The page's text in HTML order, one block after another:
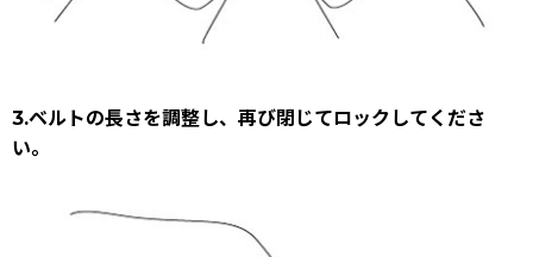
3.ベルトの長さを調整し、再び閉じてロックしてくださ
い。